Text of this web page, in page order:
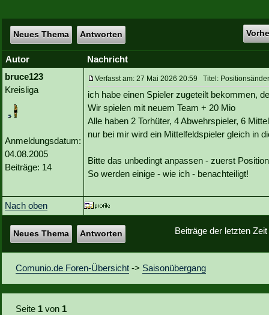
Neues Thema Antworten
Autor
Nachricht
bruce123
Kreisliga
Anmeldungsdatum:
04.08.2005
Beiträge: 14
Verfasst am: 27 Mai 2026 20:59 Titel:
ich habe einen Spieler zugeteilt bekommen,
Wir spielen mit neuem Team + 20 Mio
Alle haben 2 Torhüter, 4 Abwehrspieler, 6
nur bei mir wird ein Mittelfeldspieler gleich in
Bitte das unbedingt anpassen - zuerst
So werden einige - wie ich - benachteiligt!
Nach oben
Beiträge der letzten
Neues Thema Antworten
Comunio.de Foren-Übersicht -> Saisonübergang
Seite 1 von 1